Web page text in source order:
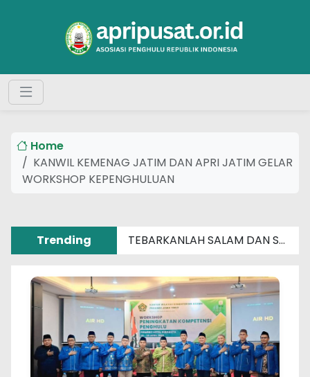
Home
KANWIL KEMENAG JATIM DAN APRI JATIM GELAR
WORKSHOP KEPENGHULUAN
Trending TEBARKANLAH SALAM DAN SENYUM SEBERAT APAPUN MASALAHMU